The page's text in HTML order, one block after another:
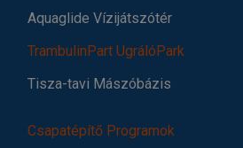
Aquaglide Vízijátszótér
TrambulinPart UgrálóPark
Tisza-tavi Mászóbázis
Csapatépítő Programok